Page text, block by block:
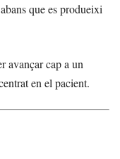
que es produeixi
avançar cap a un
en el pacient.